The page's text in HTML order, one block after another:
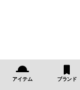
アイテム ブランド